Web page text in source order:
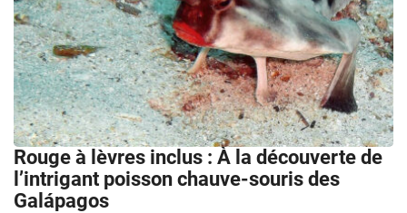
Rouge à lèvres inclus : À la découverte de
l’intrigant poisson chauve-souris des
Galápagos